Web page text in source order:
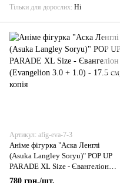
Тільки для дорослих Ні
Артикул: afig-eva-7-3
Аніме фігурка "Аска Ленглі
(Asuka Langley Soryu)" POP UP
PARADE XL Size - Євангеліон
(Evangelion 3.0 + 1.0) - 17.5 см,
780 грн./шт.